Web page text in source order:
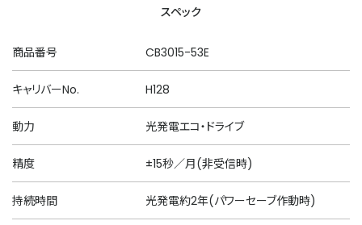
スペック
商品番号 CB3015-53E
キャリバーNo. H128
動力 光発電エコ・ドライブ
精度 ±15秒／月(非受信時)
持続時間 光発電約2年(パワーセーブ作動時)